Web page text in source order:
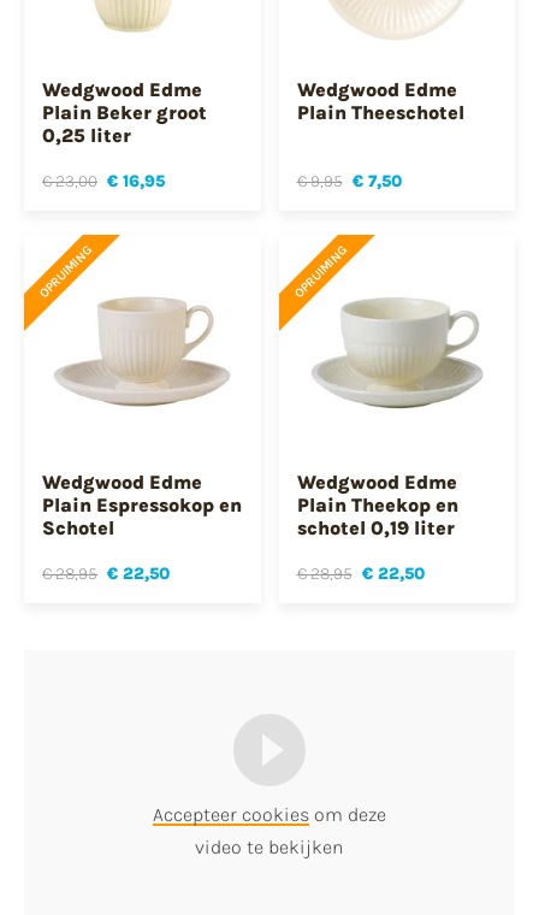
Wedgwood Edme
Plain Beker groot
0,25 liter
€ 23,00 € 16,95
Wedgwood Edme
Plain Theeschotel
€ 9,95 € 7,50
OPRUIMING
Wedgwood Edme
Plain Espressokop en
Schotel
€ 28,95 € 22,50
OPRUIMING
Wedgwood Edme
Plain Theekop en
schotel 0,19 liter
€ 28,95 € 22,50
Accepteer cookies om deze
video te bekijken